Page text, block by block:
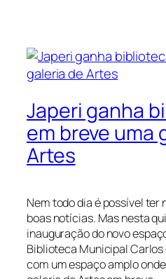
Japeri ganha
em breve uma
Artes
Nem todo dia é possível ter
boas notícias. Mas nesta
inauguração do novo
Biblioteca Municipal Carlos
com um espaço amplo